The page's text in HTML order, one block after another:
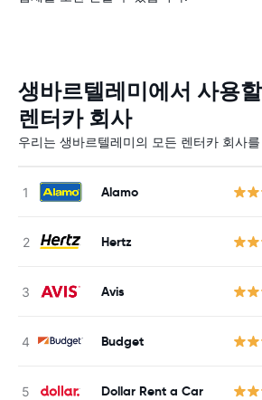
생바르텔레미에서 사용
렌터카 회사
우리는 생바르텔레미의 모든 렌터카 회사
Alamo
Hertz
Avis
Budget
Dollar Rent a Car